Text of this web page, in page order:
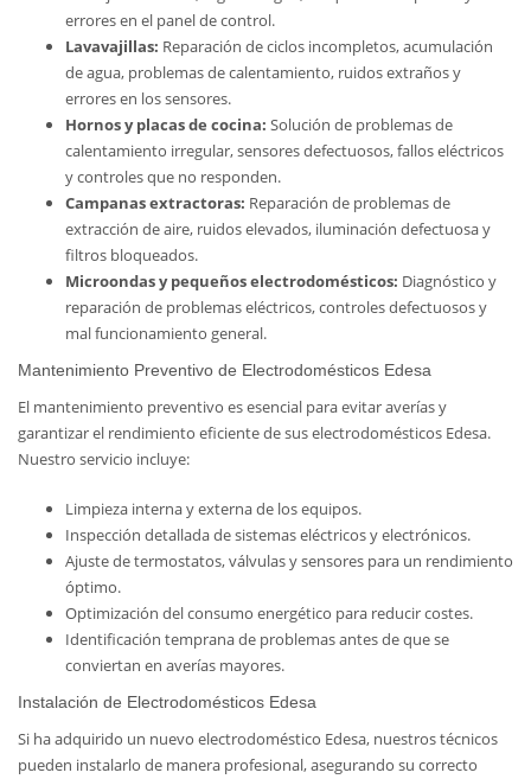
errores en el panel de control.
Lavavajillas: Reparación de ciclos incompletos, acumulación
de agua, problemas de calentamiento, ruidos extraños y
errores en los sensores.
Hornos y placas de cocina: Solución de problemas de
calentamiento irregular, sensores defectuosos, fallos eléctricos
y controles que no responden.
Campanas extractoras: Reparación de problemas de
extracción de aire, ruidos elevados, iluminación defectuosa y
filtros bloqueados.
Microondas y pequeños electrodomésticos: Diagnóstico y
reparación de problemas eléctricos, controles defectuosos y
mal funcionamiento general.
Mantenimiento Preventivo de Electrodomésticos Edesa
El mantenimiento preventivo es esencial para evitar averías y
garantizar el rendimiento eficiente de sus electrodomésticos Edesa.
Nuestro servicio incluye:
Limpieza interna y externa de los equipos.
Inspección detallada de sistemas eléctricos y electrónicos.
Ajuste de termostatos, válvulas y sensores para un rendimiento
óptimo.
Optimización del consumo energético para reducir costes.
Identificación temprana de problemas antes de que se
conviertan en averías mayores.
Instalación de Electrodomésticos Edesa
Si ha adquirido un nuevo electrodoméstico Edesa, nuestros técnicos
pueden instalarlo de manera profesional, asegurando su correcto